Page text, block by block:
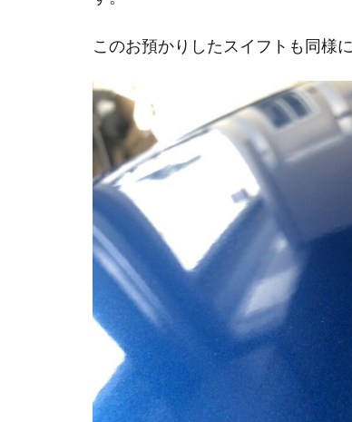
このお預かりしたスイフトも同様